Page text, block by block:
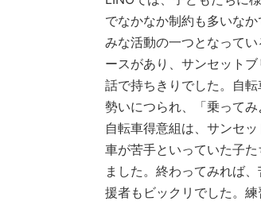
でなかなか制約も多いな
みな活動の一つとなって
ースがあり、サンセット
話で持ちきりでした。自
勢いにつられ、「乗って
自転車得意組は、サンセ
車が苦手といっていた子
ました。終わってみれば
援者もビックリでした。